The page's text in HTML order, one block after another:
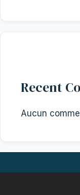
Recent
Aucun